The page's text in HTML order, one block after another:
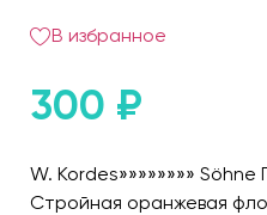
В избранное
300 ₽
W. Kordes»»»»»»»» Söhne
Стройная оранжевая